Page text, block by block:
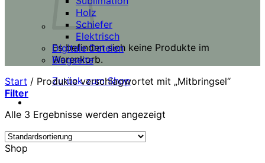
Es befinden sich keine Produkte im
Warenkorb.
Zurück zum Shop
Holz
Schiefer
Elektrisch
Digitale Dateien
Blogseite
Start / Produkte verschlagwortet mit „Mitbringsel“
Filter
Alle 3 Ergebnisse werden angezeigt
Shop